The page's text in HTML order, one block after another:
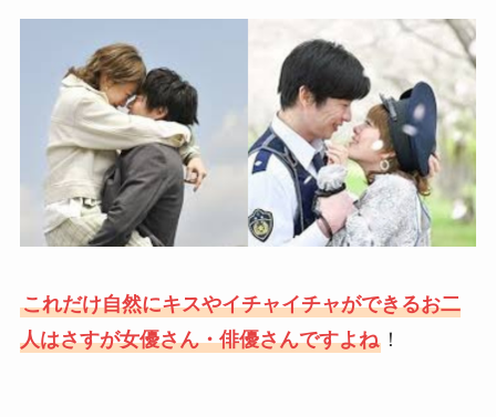
これだけ自然にキスやイチャイチャができるお二
人はさすが女優さん・俳優さんですよね！